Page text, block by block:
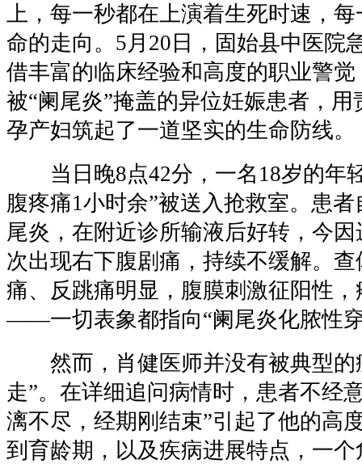
上，每一秒都在上演着生死时速，
命的走向。5月20日，固始县中医院
借丰富的临床经验和高度的职业警
被“阑尾炎”掩盖的异位妊娠患者，
孕产妇筑起了一道坚实的生命防线。
当日晚8点42分，一名18岁的年
腹疼痛1小时余”被送入抢救室。患
尾炎，在附近诊所输液后好转，今
次出现右下腹剧痛，持续不缓解。
痛、反跳痛明显，腹膜刺激征阳性
——一切表象都指向“阑尾炎化脓性
然而，肖健医师并没有被典型的
走”。在详细追问病情时，患者不经
漓不尽，经期刚结束”引起了他的高
到育龄期，以及疾病进展特点，一